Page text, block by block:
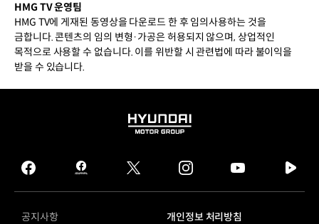
HMG TV 운영팀
HMG TV에 게재된 동영상을 다운로드 한 후 임의사용하는 것을
금합니다. 콘텐츠의 임의 변형·가공은 허용되지 않으며, 상업적인
목적으로 사용할 수 없습니다. 이를 위반할 시 관련법에 따라 불이익을
받을 수 있습니다.
HYUNDAI
GROUP
facebook
hmg
journal
twitter instagram
tv
공지사항
개인정보 처리방침